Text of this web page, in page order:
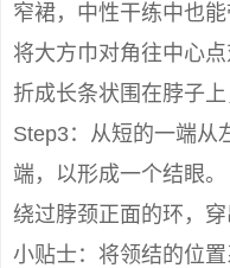
窄裙，中性干练中也
将大方巾对角往中心
折成长条状围在脖子上
Step3：从短的一端从
端，以形成一个结眼
绕过脖颈正面的环，
小贴士：将领结的位